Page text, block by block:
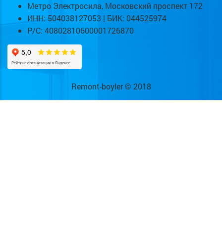
Метро Электросила, Московский проспект 172
ИНН: 504038127053 | БИК: 044525974
Р/С: 40802810600001726870
Remont-boyler © 2018